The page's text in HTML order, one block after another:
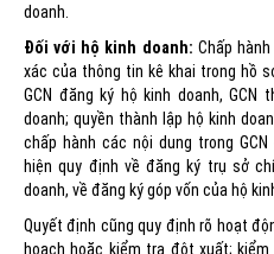
doanh.
Đối với hộ kinh doanh: Chấp
xác của thông tin kê khai trong hồ
GCN đăng ký hộ kinh doanh,
doanh; quyền thành lập hộ kinh
chấp hành các nội dung trong
hiện quy định về đăng ký trụ sở
doanh, về đăng ký góp vốn của hộ
Quyết định cũng quy định rõ hoạt
hoạch hoặc kiểm tra đột xuất;